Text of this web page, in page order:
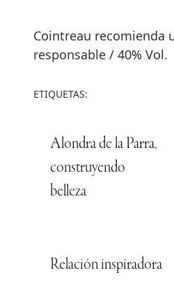
Cointreau recomienda
responsable / 40% Vol.
ETIQUETAS:
Alondra de la Parra,
construyendo
belleza
Relación inspiradora